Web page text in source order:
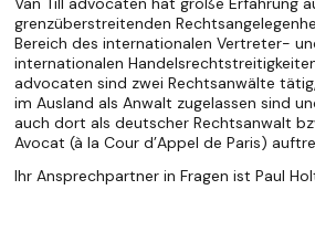
grenzüberstreitenden
Bereich des internationalen Vertreter-
internationalen
advocaten sind zwei Rechtsanwälte
im Ausland als Anwalt zugelassen sind
auch dort als deutscher Rechtsanwalt
Avocat (à la Cour d’Appel de Paris)
Ihr Ansprechpartner in Fragen ist Paul